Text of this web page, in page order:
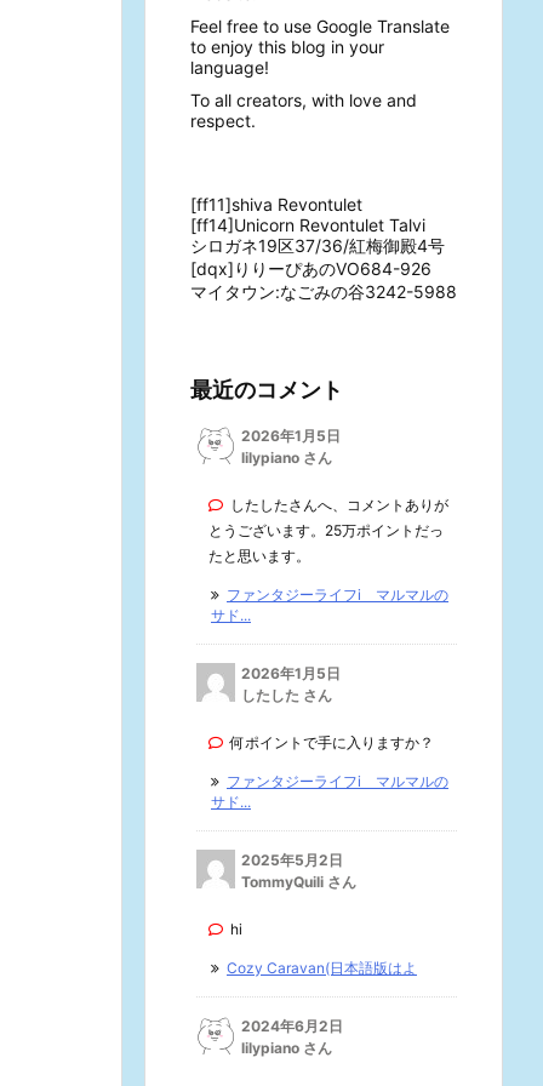
Feel free to use Google Translate
to enjoy this blog in your
language!
To all creators, with love and
respect.
[ff11]shiva Revontulet
[ff14]Unicorn Revontulet Talvi
シロガネ19区37/36/紅梅御殿4号
[dqx]りりーぴあのVO684-926
マイタウン:なごみの谷3242-5988
最近のコメント
2026年1月5日
lilypiano さん
したしたさんへ、コメントありが
とうございます。25万ポイントだっ
たと思います。
ファンタジーライフi マルマルの
サド...
2026年1月5日
したした さん
何ポイントで手に入りますか？
ファンタジーライフi マルマルの
サド...
2025年5月2日
TommyQuili さん
hi
Cozy Caravan(日本語版はよ
2024年6月2日
lilypiano さん